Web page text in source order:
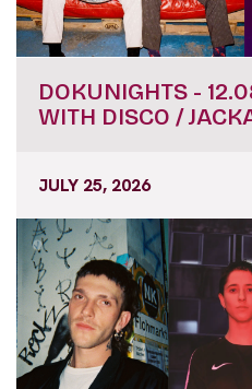
DOKUNIGHTS -
WITH DISCO /
JULY 25, 2026